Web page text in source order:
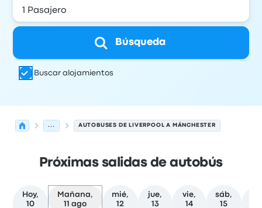
Búsqueda
Buscar alojamientos
... AUTOBUSES DE LIVERPOOL A MÁNCHESTER
Próximas salidas de autobús
Hoy,
10
Mañana,
11 ago
mié,
12
jue,
13
vie,
14
sáb,
15